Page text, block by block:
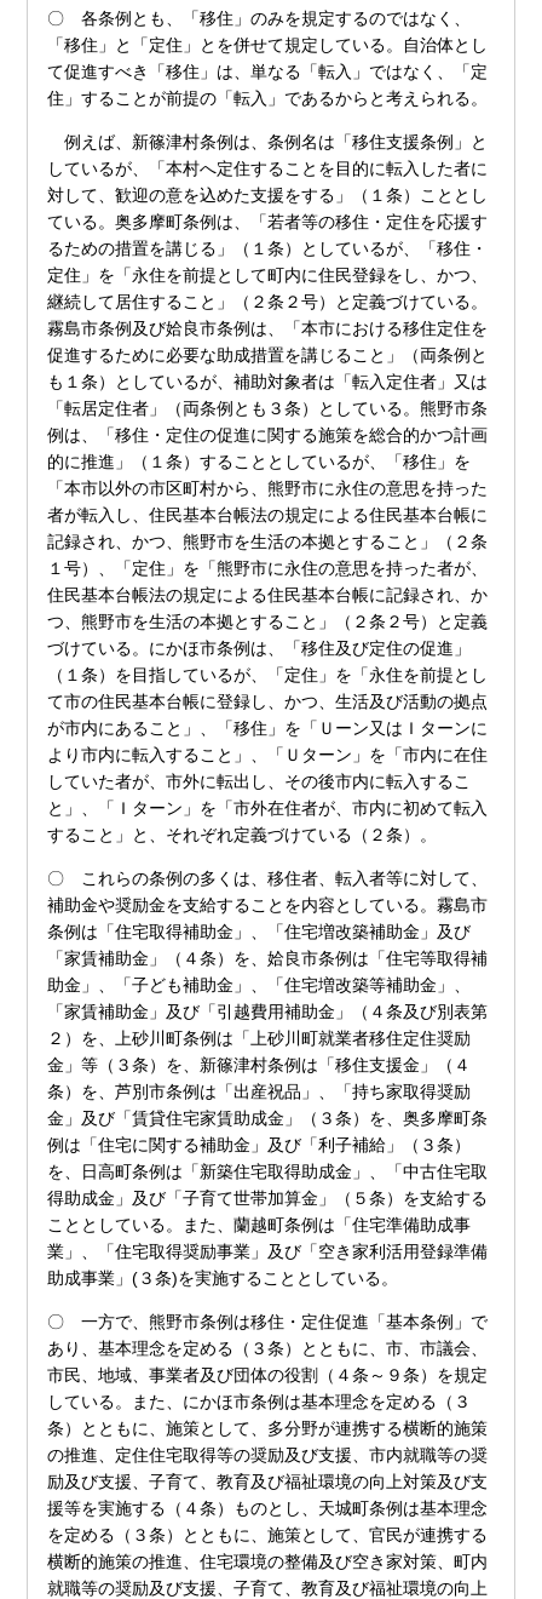
〇 各条例とも、「移住」のみを規定するのではなく、
「移住」と「定住」とを併せて規定している。自治体とし
て促進すべき「移住」は、単なる「転入」ではなく、「定
住」することが前提の「転入」であるからと考えられる。
例えば、新篠津村条例は、条例名は「移住支援条例」と
しているが、「本村へ定住することを目的に転入した者に
対して、歓迎の意を込めた支援をする」（１条）こととし
ている。奥多摩町条例は、「若者等の移住・定住を応援す
るための措置を講じる」（１条）としているが、「移住・
定住」を「永住を前提として町内に住民登録をし、かつ、
継続して居住すること」（２条２号）と定義づけている。
霧島市条例及び姶良市条例は、「本市における移住定住を
促進するために必要な助成措置を講じること」（両条例と
も１条）としているが、補助対象者は「転入定住者」又は
「転居定住者」（両条例とも３条）としている。熊野市条
例は、「移住・定住の促進に関する施策を総合的かつ計画
的に推進」（１条）することとしているが、「移住」を
「本市以外の市区町村から、熊野市に永住の意思を持った
者が転入し、住民基本台帳法の規定による住民基本台帳に
記録され、かつ、熊野市を生活の本拠とすること」（２条
１号）、「定住」を「熊野市に永住の意思を持った者が、
住民基本台帳法の規定による住民基本台帳に記録され、か
つ、熊野市を生活の本拠とすること」（２条２号）と定義
づけている。にかほ市条例は、「移住及び定住の促進」
（１条）を目指しているが、「定住」を「永住を前提とし
て市の住民基本台帳に登録し、かつ、生活及び活動の拠点
が市内にあること」、「移住」を「Ｕーン又はＩターンに
より市内に転入すること」、「Ｕターン」を「市内に在住
していた者が、市外に転出し、その後市内に転入するこ
と」、「Ｉターン」を「市外在住者が、市内に初めて転入
すること」と、それぞれ定義づけている（２条）。
〇 これらの条例の多くは、移住者、転入者等に対して、
補助金や奨励金を支給することを内容としている。霧島市
条例は「住宅取得補助金」、「住宅増改築補助金」及び
「家賃補助金」（４条）を、姶良市条例は「住宅等取得補
助金」、「子ども補助金」、「住宅増改築等補助金」、
「家賃補助金」及び「引越費用補助金」（４条及び別表第
２）を、上砂川町条例は「上砂川町就業者移住定住奨励
金」等（３条）を、新篠津村条例は「移住支援金」（４
条）を、芦別市条例は「出産祝品」、「持ち家取得奨励
金」及び「賃貸住宅家賃助成金」（３条）を、奥多摩町条
例は「住宅に関する補助金」及び「利子補給」（３条）
を、日高町条例は「新築住宅取得助成金」、「中古住宅取
得助成金」及び「子育て世帯加算金」（５条）を支給する
こととしている。また、蘭越町条例は「住宅準備助成事
業」、「住宅取得奨励事業」及び「空き家利活用登録準備
助成事業」(３条)を実施することとしている。
〇 一方で、熊野市条例は移住・定住促進「基本条例」で
あり、基本理念を定める（３条）とともに、市、市議会、
市民、地域、事業者及び団体の役割（４条～９条）を規定
している。また、にかほ市条例は基本理念を定める（３
条）とともに、施策として、多分野が連携する横断的施策
の推進、定住住宅取得等の奨励及び支援、市内就職等の奨
励及び支援、子育て、教育及び福祉環境の向上対策及び支
援等を実施する（４条）ものとし、天城町条例は基本理念
を定める（３条）とともに、施策として、官民が連携する
横断的施策の推進、住宅環境の整備及び空き家対策、町内
就職等の奨励及び支援、子育て、教育及び福祉環境の向上